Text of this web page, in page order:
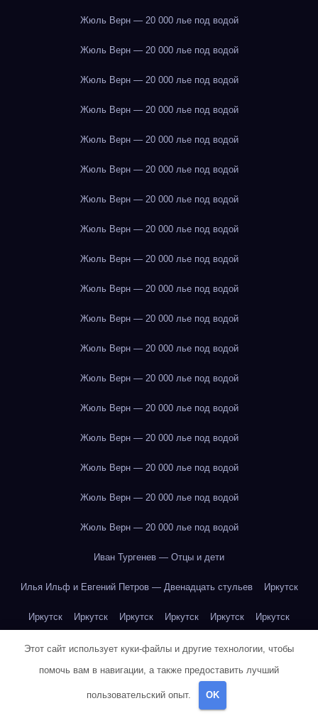
Жюль Верн — 20 000 лье под водой
Жюль Верн — 20 000 лье под водой
Жюль Верн — 20 000 лье под водой
Жюль Верн — 20 000 лье под водой
Жюль Верн — 20 000 лье под водой
Жюль Верн — 20 000 лье под водой
Жюль Верн — 20 000 лье под водой
Жюль Верн — 20 000 лье под водой
Жюль Верн — 20 000 лье под водой
Жюль Верн — 20 000 лье под водой
Жюль Верн — 20 000 лье под водой
Жюль Верн — 20 000 лье под водой
Жюль Верн — 20 000 лье под водой
Жюль Верн — 20 000 лье под водой
Жюль Верн — 20 000 лье под водой
Жюль Верн — 20 000 лье под водой
Жюль Верн — 20 000 лье под водой
Жюль Верн — 20 000 лье под водой
Иван Тургенев — Отцы и дети
Илья Ильф и Евгений Петров — Двенадцать стульев Иркутск
Иркутск Иркутск Иркутск Иркутск Иркутск Иркутск
Иркутск Иркутск Иркутск Иркутск Иркутск Иркутск
Иркутск Иркутск Иркутск Иркутск Иркутск Иркутск
Иркутск Йогурт
Этот сайт использует куки-файлы и другие технологии, чтобы
помочь вам в навигации, а также предоставить лучший
пользовательский опыт. OK